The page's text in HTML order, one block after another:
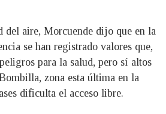
del aire, Morcuende dijo que en la
se han registrado valores que,
para la salud, pero sí altos
zona esta última en la
dificulta el acceso libre.